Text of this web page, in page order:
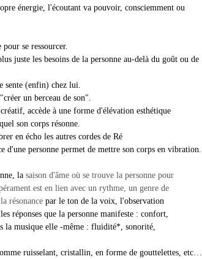
énergie, l'écoutant va pouvoir, consciemment ou
juste les besoins de la personne au-delà du goût ou de
sente (enfin) chez lui.
berceau de son".
accède à une forme d'élévation esthétique
son corps résonne.
en écho les autres cordes de Ré
d'une personne permet de mettre son corps en vibration.
la saison d'âme où se trouve la personne pour
est en lien avec un rythme, un genre de
résonance par le ton de la voix, l'observation
réponses que la personne manifeste : confort,
la musique elle -même : fluidité*, sonorité,
ruisselant, cristallin, en forme de gouttelettes, etc…